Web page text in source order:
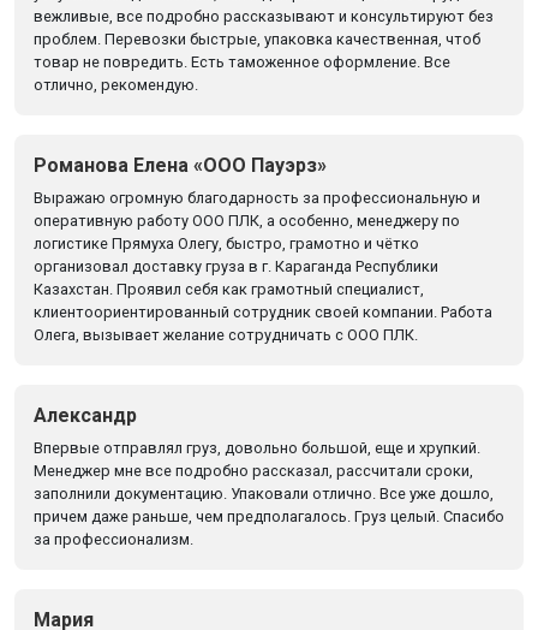
вежливые, все подробно рассказывают и консультируют без
проблем. Перевозки быстрые, упаковка качественная, чтоб
товар не повредить. Есть таможенное оформление. Все
отлично, рекомендую.
Романова Елена «ООО Пауэрз»
Выражаю огромную благодарность за профессиональную и
оперативную работу ООО ПЛК, а особенно, менеджеру по
логистике Прямуха Олегу, быстро, грамотно и чётко
организовал доставку груза в г. Караганда Республики
Казахстан. Проявил себя как грамотный специалист,
клиентоориентированный сотрудник своей компании. Работа
Олега, вызывает желание сотрудничать с ООО ПЛК.
Александр
Впервые отправлял груз, довольно большой, еще и хрупкий.
Менеджер мне все подробно рассказал, рассчитали сроки,
заполнили документацию. Упаковали отлично. Все уже дошло,
причем даже раньше, чем предполагалось. Груз целый. Спасибо
за профессионализм.
Мария